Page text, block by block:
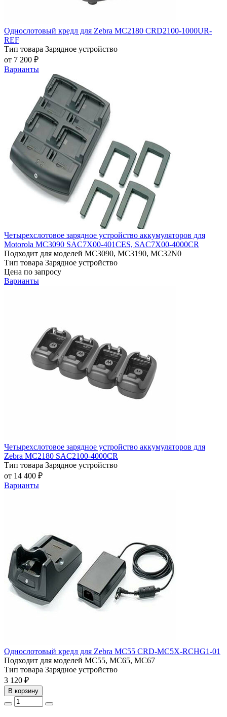
Однослотовый кредл для Zebra MC2180 CRD2100-1000UR-
REF
Тип товара Зарядное устройство
от 7 200 ₽
Варианты
Четырехслотовое зарядное устройство аккумуляторов для
Motorola MC3090 SAC7X00-401CES, SAC7X00-4000CR
Подходит для моделей MC3090, MC3190, MC32N0
Тип товара Зарядное устройство
Цена по запросу
Варианты
Четырехслотовое зарядное устройство аккумуляторов для
Zebra MC2180 SAC2100-4000CR
Тип товара Зарядное устройство
от 14 400 ₽
Варианты
Однослотовый кредл для Zebra MC55 CRD-MC5X-RCHG1-01
Подходит для моделей MC55, MC65, MC67
Тип товара Зарядное устройство
3 120 ₽
В корзину